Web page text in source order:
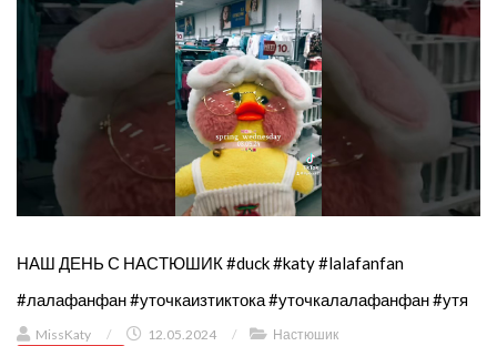
НАШ ДЕНЬ С НАСТЮШИК #duck #katy #lalafanfan
#лалафанфан #уточкаизтиктока #уточкалалафанфан #утя
MissKaty / 12.05.2024 / Настюшик